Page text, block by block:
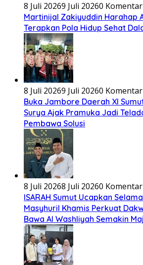
8 Juli 20269 Juli 20260 Komentar
Martinijal Zakiyuddin Harahap
Terapkan Pola Hidup Sehat
8 Juli 20269 Juli 20260 Komentar
Buka Jambore Daerah XI
Surya Ajak Pramuka Jadi
Pembawa Solusi
8 Juli 20268 Juli 20260 Komentar
ISARAH Sumut Ucapkan
Masyhuril Khamis Perkuat
Bawa Al Washliyah Semakin